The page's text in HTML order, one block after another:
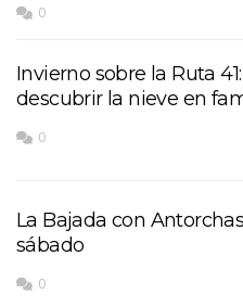
0
Invierno sobre la Ruta
descubrir la nieve en
0
La Bajada con
sábado
0